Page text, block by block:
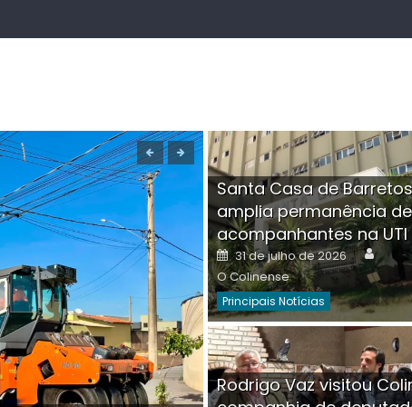
Boutique na Av.
invadida por
Santa Casa de Barretos
amplia permanência de
acompanhantes na UTI
Posted
on
31 de julho de 2026
O Colinense
Principais Notícias
Rodrigo Vaz visitou